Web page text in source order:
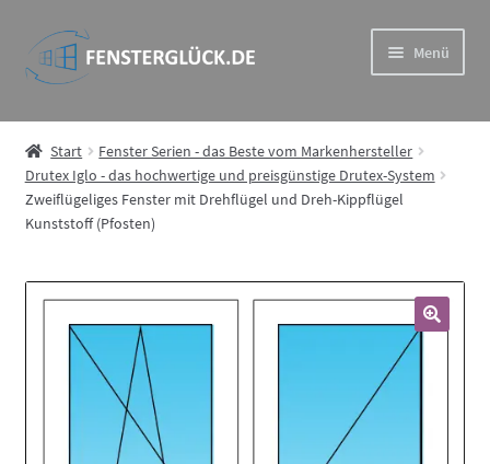
Zur
Navigation
Zum
Inhalt
Menü
Drutex Iglo – das hochwertige und preisgünstige Drutex-
System
Drutex MB – Eindrucksvoll und wiederstandsfähig im
Aluprof System
Drutex Softline – Holz Fenster in Spitzenqualität
Drutex Duoline – ideale Kombination aus Haltbarkeit und
Start
Fenster Serien - das Beste vom Markenhersteller
Drutex Iglo - das hochwertige und preisgünstige Drutex-System
Zweiflügeliges Fenster mit Drehflügel und Dreh-Kippflügel
Kunststoff (Pfosten)